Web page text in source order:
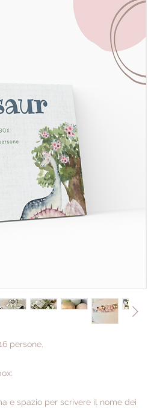
persone.
e spazio per scrivere il nome dei